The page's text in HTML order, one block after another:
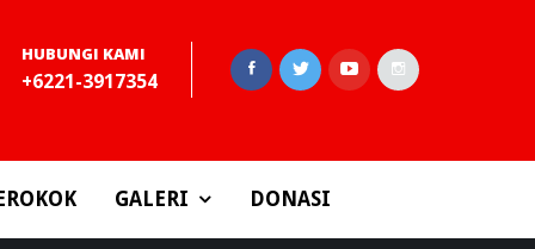
HUBUNGI KAMI
+6221-3917354
GALERI DONASI